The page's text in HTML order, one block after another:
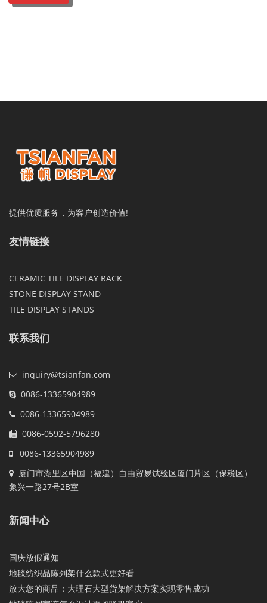
提供优质服务，为客户创造价值!
友情链接
CERAMIC TILE DISPLAY RACK
STONE DISPLAY STAND
TILE DISPLAY STANDS
联系我们
inquiry@tsianfan.com
0086-13365904989
0086-13365904989
0086-0592-5796280
0086-13365904989
厦门市湖里区中国（福建）自由贸易试验区厦门片区（保税区）
象兴一路27号2B室
新闻中心
国庆放假通知
地毯纺织品陈列架什么款式更好看
放大您的商品：大理石大型货架解决方案实现零售成功